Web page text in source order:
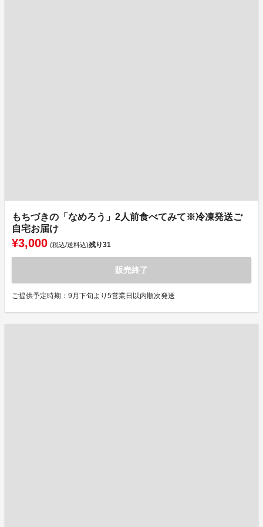
もちづきの「なめろう」2人前食べてみて※冷凍発送ご
自宅お届け
¥3,000 (税込/送料込)残り31
販売終了
ご提供予定時期：9月下旬より5営業日以内順次発送